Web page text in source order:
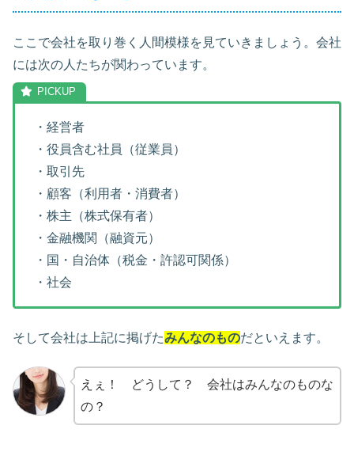
ここで会社を取り巻く人間模様を見ていきましょう。会社
には次の人たちが関わっています。
・経営者
・役員含む社員（従業員）
・取引先
・顧客（利用者・消費者）
・株主（株式保有者）
・金融機関（融資元）
・国・自治体（税金・許認可関係）
・社会
そして会社は上記に掲げたみんなのものだといえます。
えぇ！ どうして？ 会社はみんなのものな
の？